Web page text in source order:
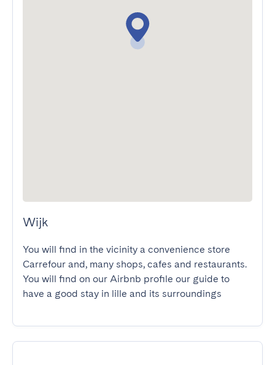
Wijk
You will find in the vicinity a convenience store
Carrefour and, many shops, cafes and restaurants.
You will find on our Airbnb profile our guide to
have a good stay in lille and its surroundings